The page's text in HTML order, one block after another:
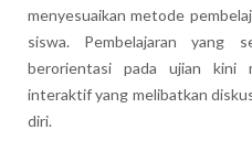
menyesuaikan metode
siswa. Pembelajaran yang
berorientasi pada ujian kini
interaktif yang melibatkan
diri.